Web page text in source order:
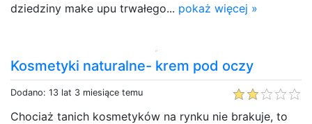
dziedziny make upu trwałego... pokaż więcej »
Kosmetyki naturalne- krem pod oczy
Dodano: 13 lat 3 miesiące temu
Chociaż tanich kosmetyków na rynku nie brakuje, to